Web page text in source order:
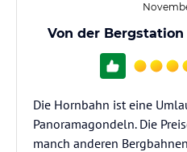
Von der
Die Hornbahn ist eine
Panoramagondeln. Die
manch anderen